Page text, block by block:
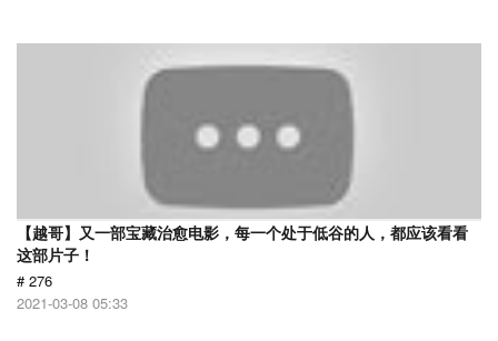
【越哥】又一部宝藏治愈电影，每一个处于低谷的人，都应该看看
这部片子！
# 276
2021-03-08 05:33